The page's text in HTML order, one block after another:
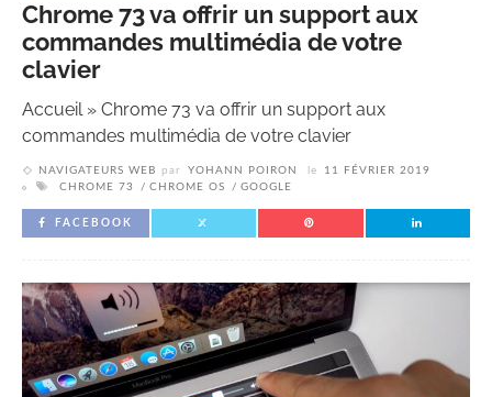
Chrome 73 va offrir un support aux
commandes multimédia de votre
clavier
Accueil» Chrome 73 va offrir un support aux
commandes multimédia de votre clavier
NAVIGATEURS WEB par YOHANN POIRON le
11 FÉVRIER 2019
CHROME 73
CHROME OS GOOGLE
FACEBOOK